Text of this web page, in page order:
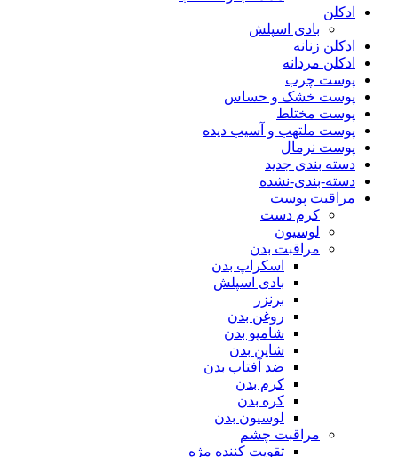
ادکلن
بادی اسپلش
ادکلن زنانه
ادکلن مردانه
پوست چرب
پوست خشک و حساس
پوست مختلط
پوست ملتهب و آسیب دیده
پوست نرمال
دسته بندی جدید
دسته-بندی-نشده
مراقبت پوست
کرم دست
لوسیون
مراقبت بدن
اسکراپ بدن
بادی اسپلش
برنزر
روغن بدن
شامپو بدن
شاین بدن
ضد آفتاب بدن
کرم بدن
کره بدن
لوسیون بدن
مراقبت چشم
تقویت کننده مژه